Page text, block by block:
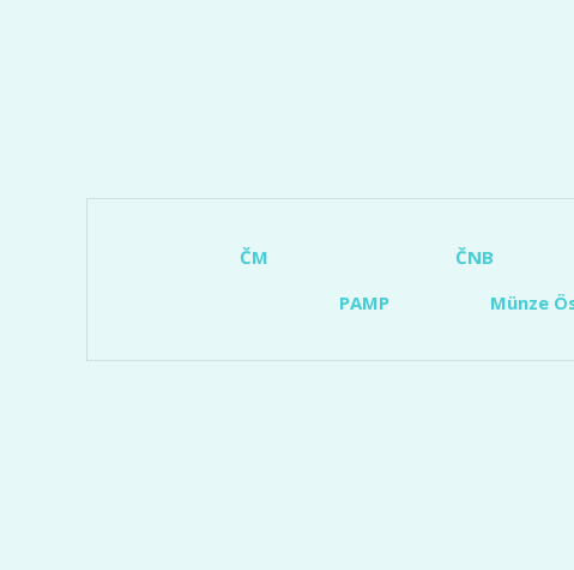
ČM ČNB
PAMP
Münze